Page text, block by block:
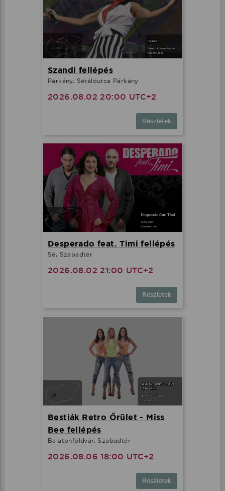
Szandi fellépés
Párkány, Sétálóutca Párkány
2026.08.02 20:00 UTC+2
Részletek
Desperado feat. Timi fellépés
Sé, Szabadtér
2026.08.02 21:00 UTC+2
Részletek
Bestiák Retro Őrület - Miss
Bee fellépés
Balatonföldvár, Szabadtér
2026.08.06 18:00 UTC+2
Részletek